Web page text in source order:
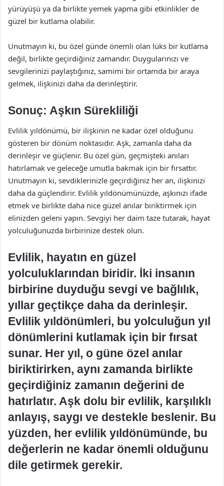
yürüyüşü ya da birlikte yemek yapma gibi etkinlikler de
güzel bir kutlama olabilir.
Unutmayın ki, bu özel günde önemli olan lüks bir kutlama
değil, birlikte geçirdiğiniz zamandır. Duygularınızı ve
sevgilerinizi paylaştığınız, samimi bir ortamda bir araya
gelmek, ilişkinizi daha da derinleştirir.
Sonuç: Aşkın Sürekliliği
Evlilik yıldönümü, bir ilişkinin ne kadar özel olduğunu
gösteren bir dönüm noktasıdır. Aşk, zamanla daha da
derinleşir ve güçlenir. Bu özel gün, geçmişteki anıları
hatırlamak ve geleceğe umutla bakmak için bir fırsattır.
Unutmayın ki, sevdiklerinizle geçirdiğiniz her an, ilişkinizi
daha da güçlendirir. Evlilik yıldönümünüzde, aşkınızı ifade
etmek ve birlikte daha nice güzel anılar biriktirmek için
elinizden geleni yapın. Sevgiyi her daim taze tutarak, hayat
yolculuğunuzda birbirinize destek olun.
Evlilik, hayatın en güzel
yolculuklarından biridir. İki insanın
birbirine duyduğu sevgi ve bağlılık,
yıllar geçtikçe daha da derinleşir.
Evlilik yıldönümleri, bu yolculuğun yıl
dönümlerini kutlamak için bir fırsat
sunar. Her yıl, o güne özel anılar
biriktirirken, aynı zamanda birlikte
geçirdiğiniz zamanın değerini de
hatırlatır. Aşk dolu bir evlilik, karşılıklı
anlayış, saygı ve destekle beslenir. Bu
yüzden, her evlilik yıldönümünde, bu
değerlerin ne kadar önemli olduğunu
dile getirmek gerekir.